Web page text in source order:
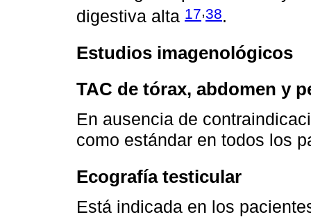
digestiva alta 17,38.
Estudios imagenológicos
TAC de tórax, abdomen y
En ausencia de
como estándar en todos los
Ecografía testicular
Está indicada en los